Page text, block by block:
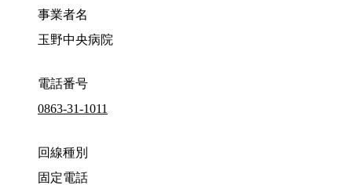
事業者名
玉野中央病院
電話番号
0863-31-1011
回線種別
固定電話